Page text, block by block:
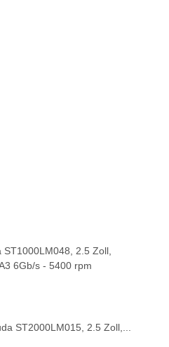
2.5 Zoll,
6Gb/s - 5400 rpm